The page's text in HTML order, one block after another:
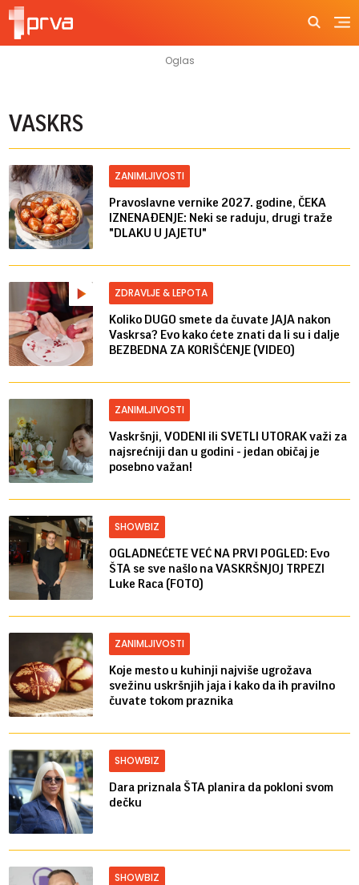
VASKRS
ZANIMLJIVOSTI
Pravoslavne vernike 2027. godine, ČEKA
IZNENAĐENJE: Neki se raduju, drugi traže
"DLAKU U JAJETU"
ZDRAVLJE & LEPOTA
Koliko DUGO smete da čuvate JAJA nakon
Vaskrsa? Evo kako ćete znati da li su i dalje
BEZBEDNA ZA KORIŠĆENJE (VIDEO)
ZANIMLJIVOSTI
Vaskršnji, VODENI ili SVETLI UTORAK važi za
najsrećniji dan u godini - jedan običaj je
posebno važan!
SHOWBIZ
OGLADNEĆETE VEĆ NA PRVI POGLED: Evo
ŠTA se sve našlo na VASKRŠNJOJ TRPEZI
Luke Raca (FOTO)
ZANIMLJIVOSTI
Koje mesto u kuhinji najviše ugrožava
svežinu uskršnjih jaja i kako da ih pravilno
čuvate tokom praznika
SHOWBIZ
Dara priznala ŠTA planira da pokloni svom
dečku
SHOWBIZ